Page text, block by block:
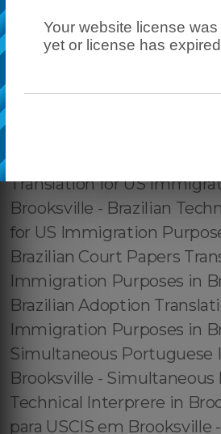
Your website license
yet or license has